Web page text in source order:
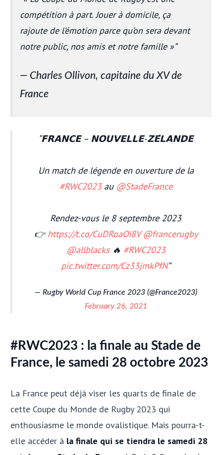
compétition à part. Jouer à domicile, ça
rajoute de l’émotion parce qu’on sera devant
notre public, nos amis et notre famille »
Charles Ollivon, capitaine du XV de
France
𝗙𝗥𝗔𝗡𝗖𝗘 – 𝗡𝗢𝗨𝗩𝗘𝗟𝗟𝗘-𝗭𝗘́𝗟𝗔𝗡𝗗𝗘
Un match de légende en ouverture de la
#RWC2023au @StadeFrance
Rendez-vous le 8 septembre 2023
👉https://t.co/CuDRoaOI8V @francerugby
@allblacks🔥 #RWC2023
pic.twitter.com/Cz33jmkPfN
— Rugby World Cup France 2023 (@France2023)
February 26, 2021
#RWC2023 : la finale au Stade de
France, le samedi 28 octobre 2023
La France peut déjà viser les quarts de finale de
cette Coupe du Monde de Rugby 2023 qui
enthousiasme le monde ovalistique. Mais pourra-t-
elle accéder à la finale qui se tiendra le samedi 28